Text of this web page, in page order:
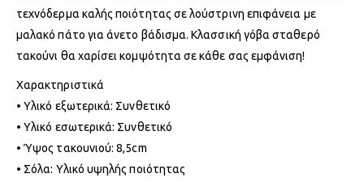
τεχνόδερμα καλής ποιότητας σε λούστρινη επιφάνεια με
μαλακό πάτο για άνετο βάδισμα. Κλασσική γόβα σταθερό
τακούνι θα χαρίσει κομψότητα σε κάθε σας εμφάνιση!
Χαρακτηριστικά
• Υλικό εξωτερικά: Συνθετικό
• Υλικό εσωτερικά: Συνθετικό
• Ύψος τακουνιού: 8,5cm
• Σόλα: Υλικό υψηλής ποιότητας